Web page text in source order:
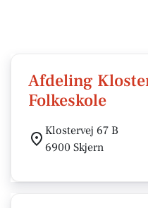
Afdeling
Folkeskole
Klostervej 67 B
6900 Skjern